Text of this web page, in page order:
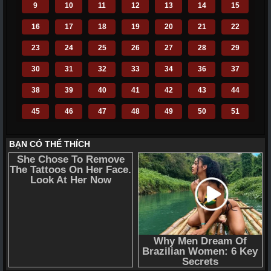
9 10 11 12 13 14 15
16 17 18 19 20 21 22
23 24 25 26 27 28 29
30 31 32 33 34 36 37
38 39 40 41 42 43 44
45 46 47 48 49 50 51
59 60 61 62 63 64 65
66 67 68 69 70 71 72
113 114 115 116
120 121 122 123
128 129 130
136